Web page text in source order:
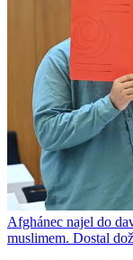
Afghánec najel do
muslimem. Dostal